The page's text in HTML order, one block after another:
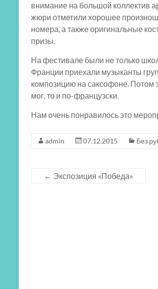
внимание на большой коллектив
жюри отметили хорошее
номера, а также оригинальные
призы.
На фестивале были не только
Франции приехали музыканты
композицию на саксофоне. Потом
мог, то и по-французски.
Нам очень понравилось это
admin 07.12.2015 Без
← Экспозиция «Победа»